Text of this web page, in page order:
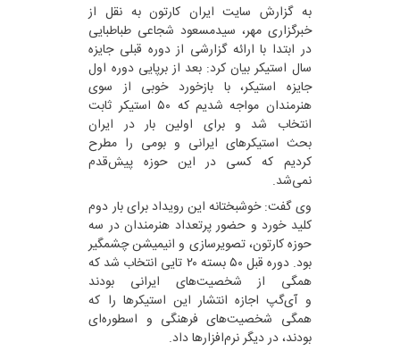
به گزارش سایت ایران کارتون به نقل از
خبرگزاری مهر، سیدمسعود شجاعی طباطبایی
در ابتدا با ارائه گزارشی از دوره قبلی جایزه
سال استیکر بیان کرد: بعد از برپایی دوره اول
جایزه استیکر، با بازخورد خوبی از سوی
هنرمندان مواجه شدیم که ۵۰ استیکر ثابت
انتخاب شد و برای اولین بار در ایران
بحث استیکرهای ایرانی و بومی را مطرح
کردیم که کسی در این حوزه پیش‌قدم
نمی‌شد.
وی گفت: خوشبختانه این رویداد برای بار دوم
کلید خورد و حضور پرتعداد هنرمندان در سه
حوزه کارتون، تصویرسازی و انیمیشن چشمگیر
بود. دوره قبل ۵۰ بسته ۲۰ تایی انتخاب شد که
همگی از شخصیت‌های ایرانی بودند
و آی‌گپ اجازه انتشار این استیکرها را که
همگی شخصیت‌های فرهنگی و اسطوره‌ای
بودند، در دیگر نرم‌افزارها داد.